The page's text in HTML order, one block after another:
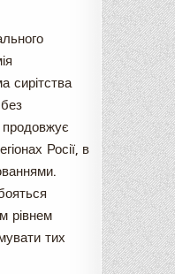
сирітства
Росії, в
рівнем
тих